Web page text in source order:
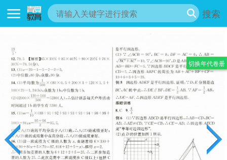
搜索
切换年代卷册